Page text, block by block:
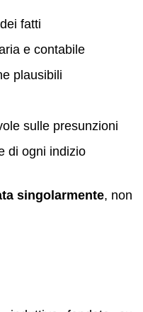
fatti
e contabile
plausibili
sulle presunzioni
di ogni indizio
singolarmente, non